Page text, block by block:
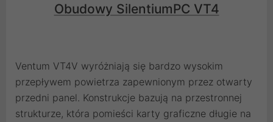
Obudowy SilentiumPC VT4
Ventum VT4V wyróżniają się bardzo wysokim
przepływem powietrza zapewnionym przez otwarty
przedni panel. Konstrukcje bazują na przestronnej
strukturze, która pomieści karty graficzne długie na